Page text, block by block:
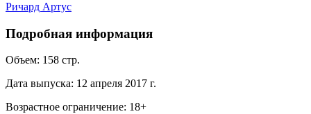
Ричард Артус
Подробная информация
Объем: 158 стр.
Дата выпуска: 12 апреля 2017 г.
Возрастное ограничение: 18+